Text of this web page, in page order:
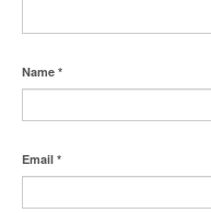
Name *
Email *